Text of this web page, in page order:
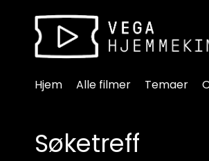
Hjem Alle filmer Temaer
Søketreff